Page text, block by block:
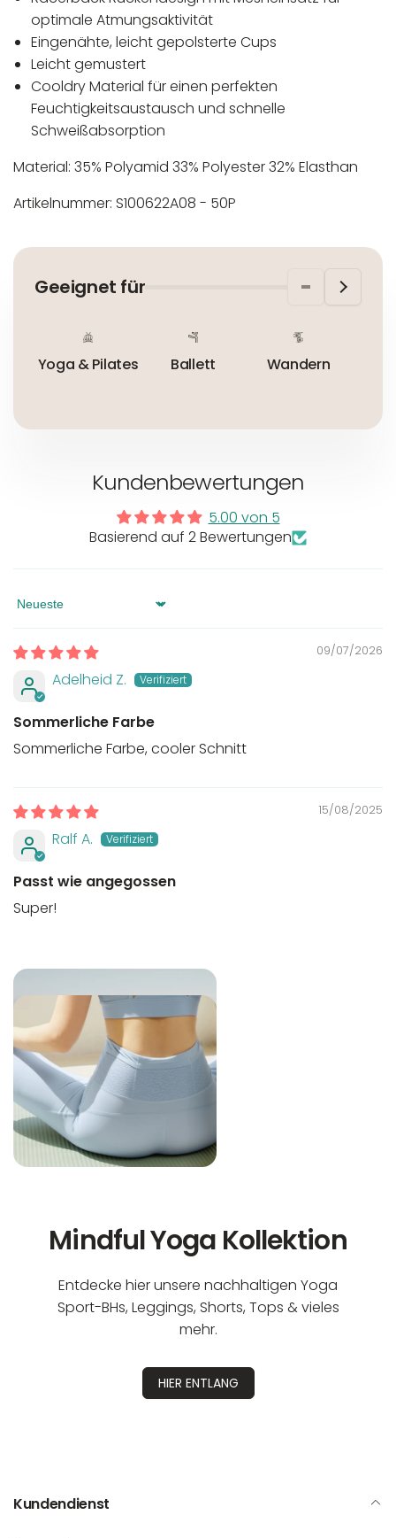
optimale Atmungsaktivität
Eingenähte, leicht gepolsterte Cups
Leicht gemustert
Cooldry Material für einen perfekten
Feuchtigkeitsaustausch und schnelle
Schweißabsorption
Material: 35% Polyamid 33% Polyester 32% Elasthan
Artikelnummer: S100622A08 - 50P
Maschinenwäsche bis 30°C
Nicht bügeln
In der EU niedergelassener verantwortlicher
Geeignet für
Yoga & Pilates Ballett Wandern
Kundenbewertungen
5.00 von 5
Basierend auf 2 Bewertungen
Sort by
09/07/2026
Adelheid Z.
Sommerliche Farbe
Sommerliche Farbe, cooler Schnitt
15/08/2025
Ralf A.
Passt wie angegossen
Super!
Mindful Yoga Kollektion
Entdecke hier unsere nachhaltigen Yoga
Sport-BHs, Leggings, Shorts, Tops & vieles
mehr.
HIER ENTLANG
Kundendienst